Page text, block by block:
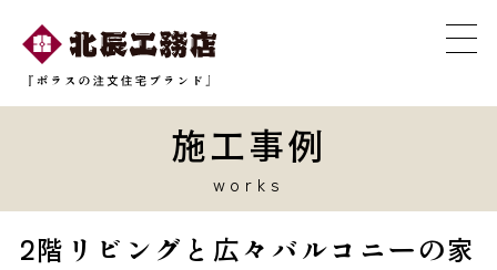
施工事例
works
2階リビングと広々バルコニーの家